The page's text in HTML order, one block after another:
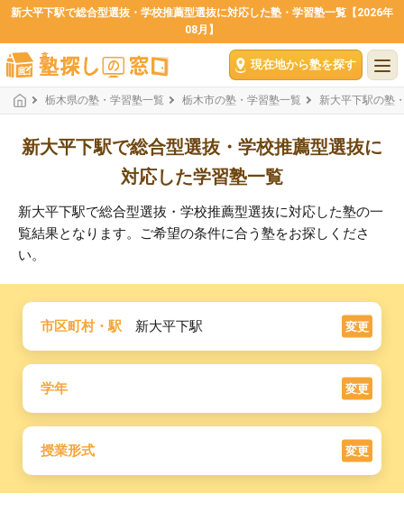
新大平下駅で総合型選抜・学校推薦型選抜に対応した塾・学習塾一覧【2026年
08月】
現在地から塾を探す
栃木県の塾・学習塾一覧 栃木市の塾・学習塾一覧 新大平下駅の塾
新大平下駅で総合型選抜・学校推薦型選抜に
対応した学習塾一覧
新大平下駅で総合型選抜・学校推薦型選抜に対応した塾の一
覧結果となります。ご希望の条件に合う塾をお探しくださ
い。
市区町村・駅 新大平下駅 変更
学年 変更
授業形式 変更